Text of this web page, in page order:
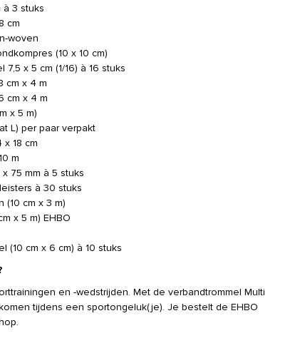
3 stuks
cm
woven
(10 x 10 cm)
x 5 cm (1/16) à 16 stuks
cm x 4 m
cm x 4 m
x 5 m)
L) per paar verpakt
18 cm
m
75 mm à 5 stuks
à 30 stuks
(10 cm x 3 m)
x 5 m) EHBO
(10 cm x 6 cm) à 10 stuks
en -wedstrijden. Met de verbandtrommel Multi
tijdens een sportongeluk(je). Je bestelt de EHBO